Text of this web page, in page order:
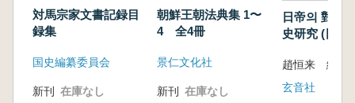
対馬宗家文書記録目
録集
国史編纂委員会
新刊 在庫なし
朝鮮王朝法典集 1〜
4 全4冊
景仁文化社
新刊 在庫なし
中心に
日帝의 對韓
史研究 (日帝
帝侵略要人
趙恒来 編著
玄音社